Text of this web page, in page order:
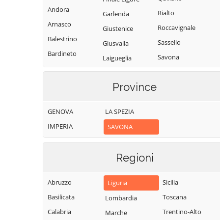
Andora
Arnasco
Balestrino
Bardineto
Bergeggi
Spirito
Borgio Verezzi
Bormida
Calice Ligure
Calizzano
Carcare
Garlenda
Giustenice
Giusvalla
Laigueglia
Loano
Magliolo
Massimino
Millesimo
Murialdo
Nasino
Noli
Rialto
Roccavignale
Sassello
Savona
Spotorno
Vado Ligure
Varazze
Vendone
Province
GENOVA
IMPERIA
LA SPEZIA
SAVONA
Regioni
Abruzzo
Basilicata
Calabria
Liguria
Lombardia
Marche
Sicilia
Toscana
Trentino-Alto